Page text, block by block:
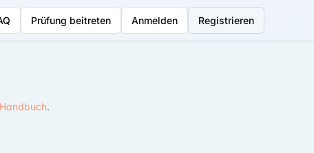
Prüfung beitreten Anmelden Registrieren
Handbuch.